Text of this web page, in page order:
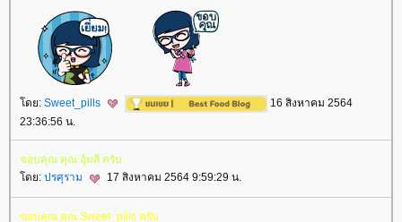
ดย: Sweet_pills
16 สิงหาคม 2564
23:36:56 น.
ขอบคุณ คุณ อุ้มสี ครับ
ดย: ปรศุราม 17 สิงหาคม 2564 9:59:29 น.
ขอบคุณ คุณ Sweet_pills ครับ